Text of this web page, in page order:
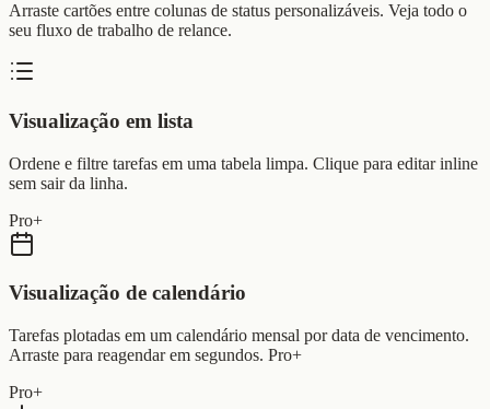
Arraste cartões entre colunas de status personalizáveis. Veja todo o
seu fluxo de trabalho de relance.
Visualização em lista
Ordene e filtre tarefas em uma tabela limpa. Clique para editar inline
sem sair da linha.
Pro+
Visualização de calendário
Tarefas plotadas em um calendário mensal por data de vencimento.
Arraste para reagendar em segundos. Pro+
Pro+